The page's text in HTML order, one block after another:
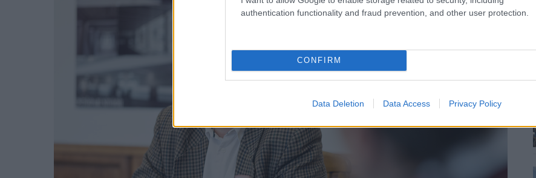
authentication functionality and fraud prevention, and other user protection.
CONFIRM
Data Deletion Data Access Privacy Policy